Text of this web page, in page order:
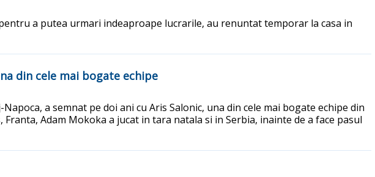
a putea urmari indeaproape lucrarile, au renuntat temporar la casa in
din cele mai bogate echipe
a semnat pe doi ani cu Aris Salonic, una din cele mai bogate echipe din
Franta, Adam Mokoka a jucat in tara natala si in Serbia, inainte de a face pasul